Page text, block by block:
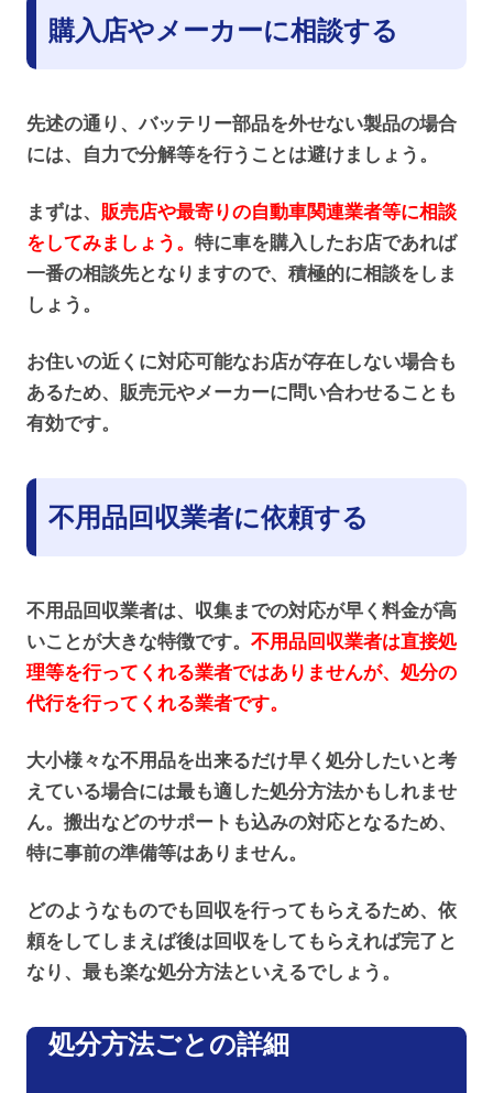
購入店やメーカーに相談する
先述の通り、バッテリー部品を外せない製品の場合
には、自力で分解等を行うことは避けましょう。
まずは、 販売店や最寄りの自動車関連業者等に相談
をしてみましょう。 特に車を購入したお店であれば
一番の相談先となりますので、積極的に相談をしま
しょう。
お住いの近くに対応可能なお店が存在しない場合も
あるため、販売元やメーカーに問い合わせることも
有効です。
不用品回収業者に依頼する
不用品回収業者は、収集までの対応が早く料金が高
いことが大きな特徴です。 不用品回収業者は直接処
理等を行ってくれる業者ではありませんが、処分の
代行を行ってくれる業者です。
大小様々な不用品を出来るだけ早く処分したいと考
えている場合には最も適した処分方法かもしれませ
ん。搬出などのサポートも込みの対応となるため、
特に事前の準備等はありません。
どのようなものでも回収を行ってもらえるため、依
頼をしてしまえば後は回収をしてもらえれば完了と
なり、最も楽な処分方法といえるでしょう。
処分方法ごとの詳細